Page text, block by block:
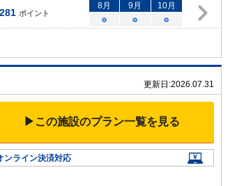
281 ポイント
8月 9月 10月
○
○ ○
更新日:2026.07.31
▶この施設のプラン一覧を見る
ンライン決済対応